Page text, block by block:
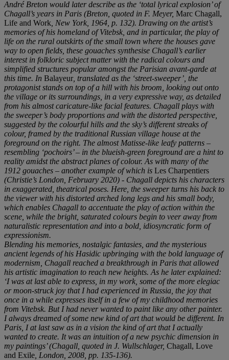
André Breton would later describe as the ‘total lyrical explosion’ of
Chagall’s years in Paris (Breton, quoted in F. Meyer, Marc Chagall,
Life and Work , New York, 1964, p. 132). Drawing on the artist’s
memories of his homeland of Vitebsk, and in particular, the play of
life on the rural outskirts of the small town where the houses gave
way to open fields, these gouaches synthesise Chagall’s earlier
interest in folkloric subject matter with the radical colours and
simplified structures popular amongst the Parisian avant-garde at
this time. In Balayeur, translated as the ‘street-sweeper’, the
protagonist stands on top of a hill with his broom, looking out onto
the village or its surroundings, in a very expressive way, as detailed
from his almost caricature-like facial features. Chagall plays with
the sweeper’s body proportions and with the distorted perspective,
suggested by the colourful hills and the sky’s different streaks of
colour, framed by the traditional Russian village house at the
foreground on the right. The almost Matisse-like leafy patterns –
resembling ‘pochoirs’ – in the blueish-green foreground are a hint to
reality amidst the abstract planes of colour. As with many of the
1912 gouaches – another example of which is Les Charpentiers
(Christie’s London, February 2020) - Chagall depicts his characters
in exaggerated, theatrical poses. Here, the sweeper turns his back to
the viewer with his distorted arched long legs and his small body,
which enables Chagall to accentuate the play of action within the
scene, while the bright, saturated colours begin to veer away from
naturalistic representation and into a bold, idiosyncratic form of
expressionism.
Blending his memories, nostalgic fantasies, and the mysterious
ancient legends of his Hasidic upbringing with the bold language of
modernism, Chagall reached a breakthrough in Paris that allowed
his artistic imagination to reach new heights. As he later explained:
‘I was at last able to express, in my work, some of the more elegiac
or moon-struck joy that I had experienced in Russia, the joy that
once in a while expresses itself in a few of my childhood memories
from Vitebsk. But I had never wanted to paint like any other painter.
I always dreamed of some new kind of art that would be different. In
Paris, I at last saw as in a vision the kind of art that I actually
wanted to create. It was an intuition of a new psychic dimension in
my paintings’ (Chagall, quoted in J. Wullschlager, Chagall, Love
and Exile , London, 2008, pp. 135-136).